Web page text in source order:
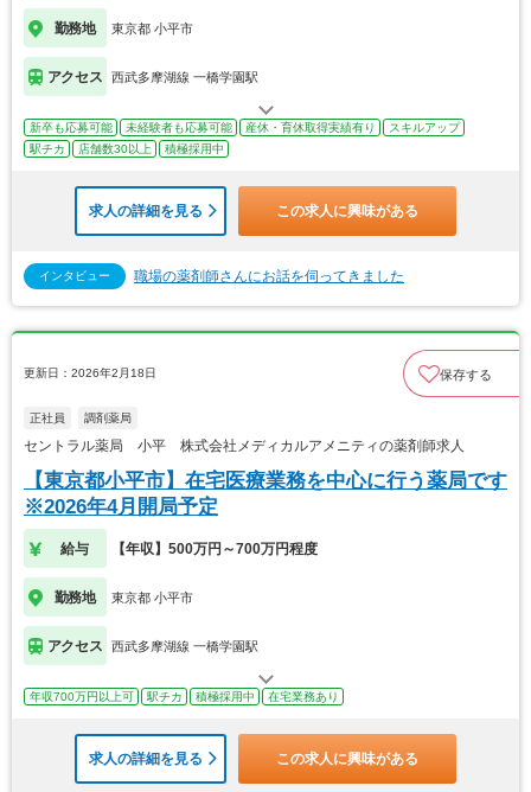
勤務地 東京都 小平市
アクセス 西武多摩湖線 一橋学園駅
新卒も応募可能 未経験者も応募可能 産休・育休取得実績有り
スキルアップ
駅チカ
店舗数30以上 積極採用中
求人の詳細を見る この求人に興味がある
インタビュー 職場の薬剤師さんにお話を伺ってきました
更新日：2026年2月18日 保存する
正社員 調剤薬局
セントラル薬局 小平 株式会社メディカルアメニティの薬剤師求人
【東京都小平市】在宅医療業務を中心に行う薬局です
※2026年4月開局予定
給与 【年収】500万円～700万円程度
勤務地 東京都 小平市
アクセス 西武多摩湖線 一橋学園駅
年収700万円以上可 駅チカ 積極採用中 在宅業務あり
求人の詳細を見る この求人に興味がある